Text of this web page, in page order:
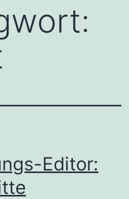
Editor: